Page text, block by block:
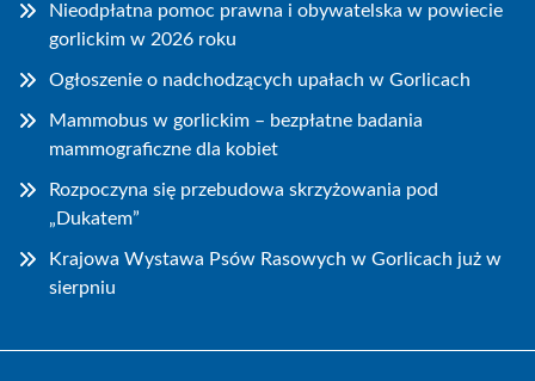
Nieodpłatna pomoc prawna i obywatelska w powiecie
gorlickim w 2026 roku
Ogłoszenie o nadchodzących upałach w Gorlicach
Mammobus w gorlickim – bezpłatne badania
mammograficzne dla kobiet
Rozpoczyna się przebudowa skrzyżowania pod
„Dukatem”
Krajowa Wystawa Psów Rasowych w Gorlicach już w
sierpniu